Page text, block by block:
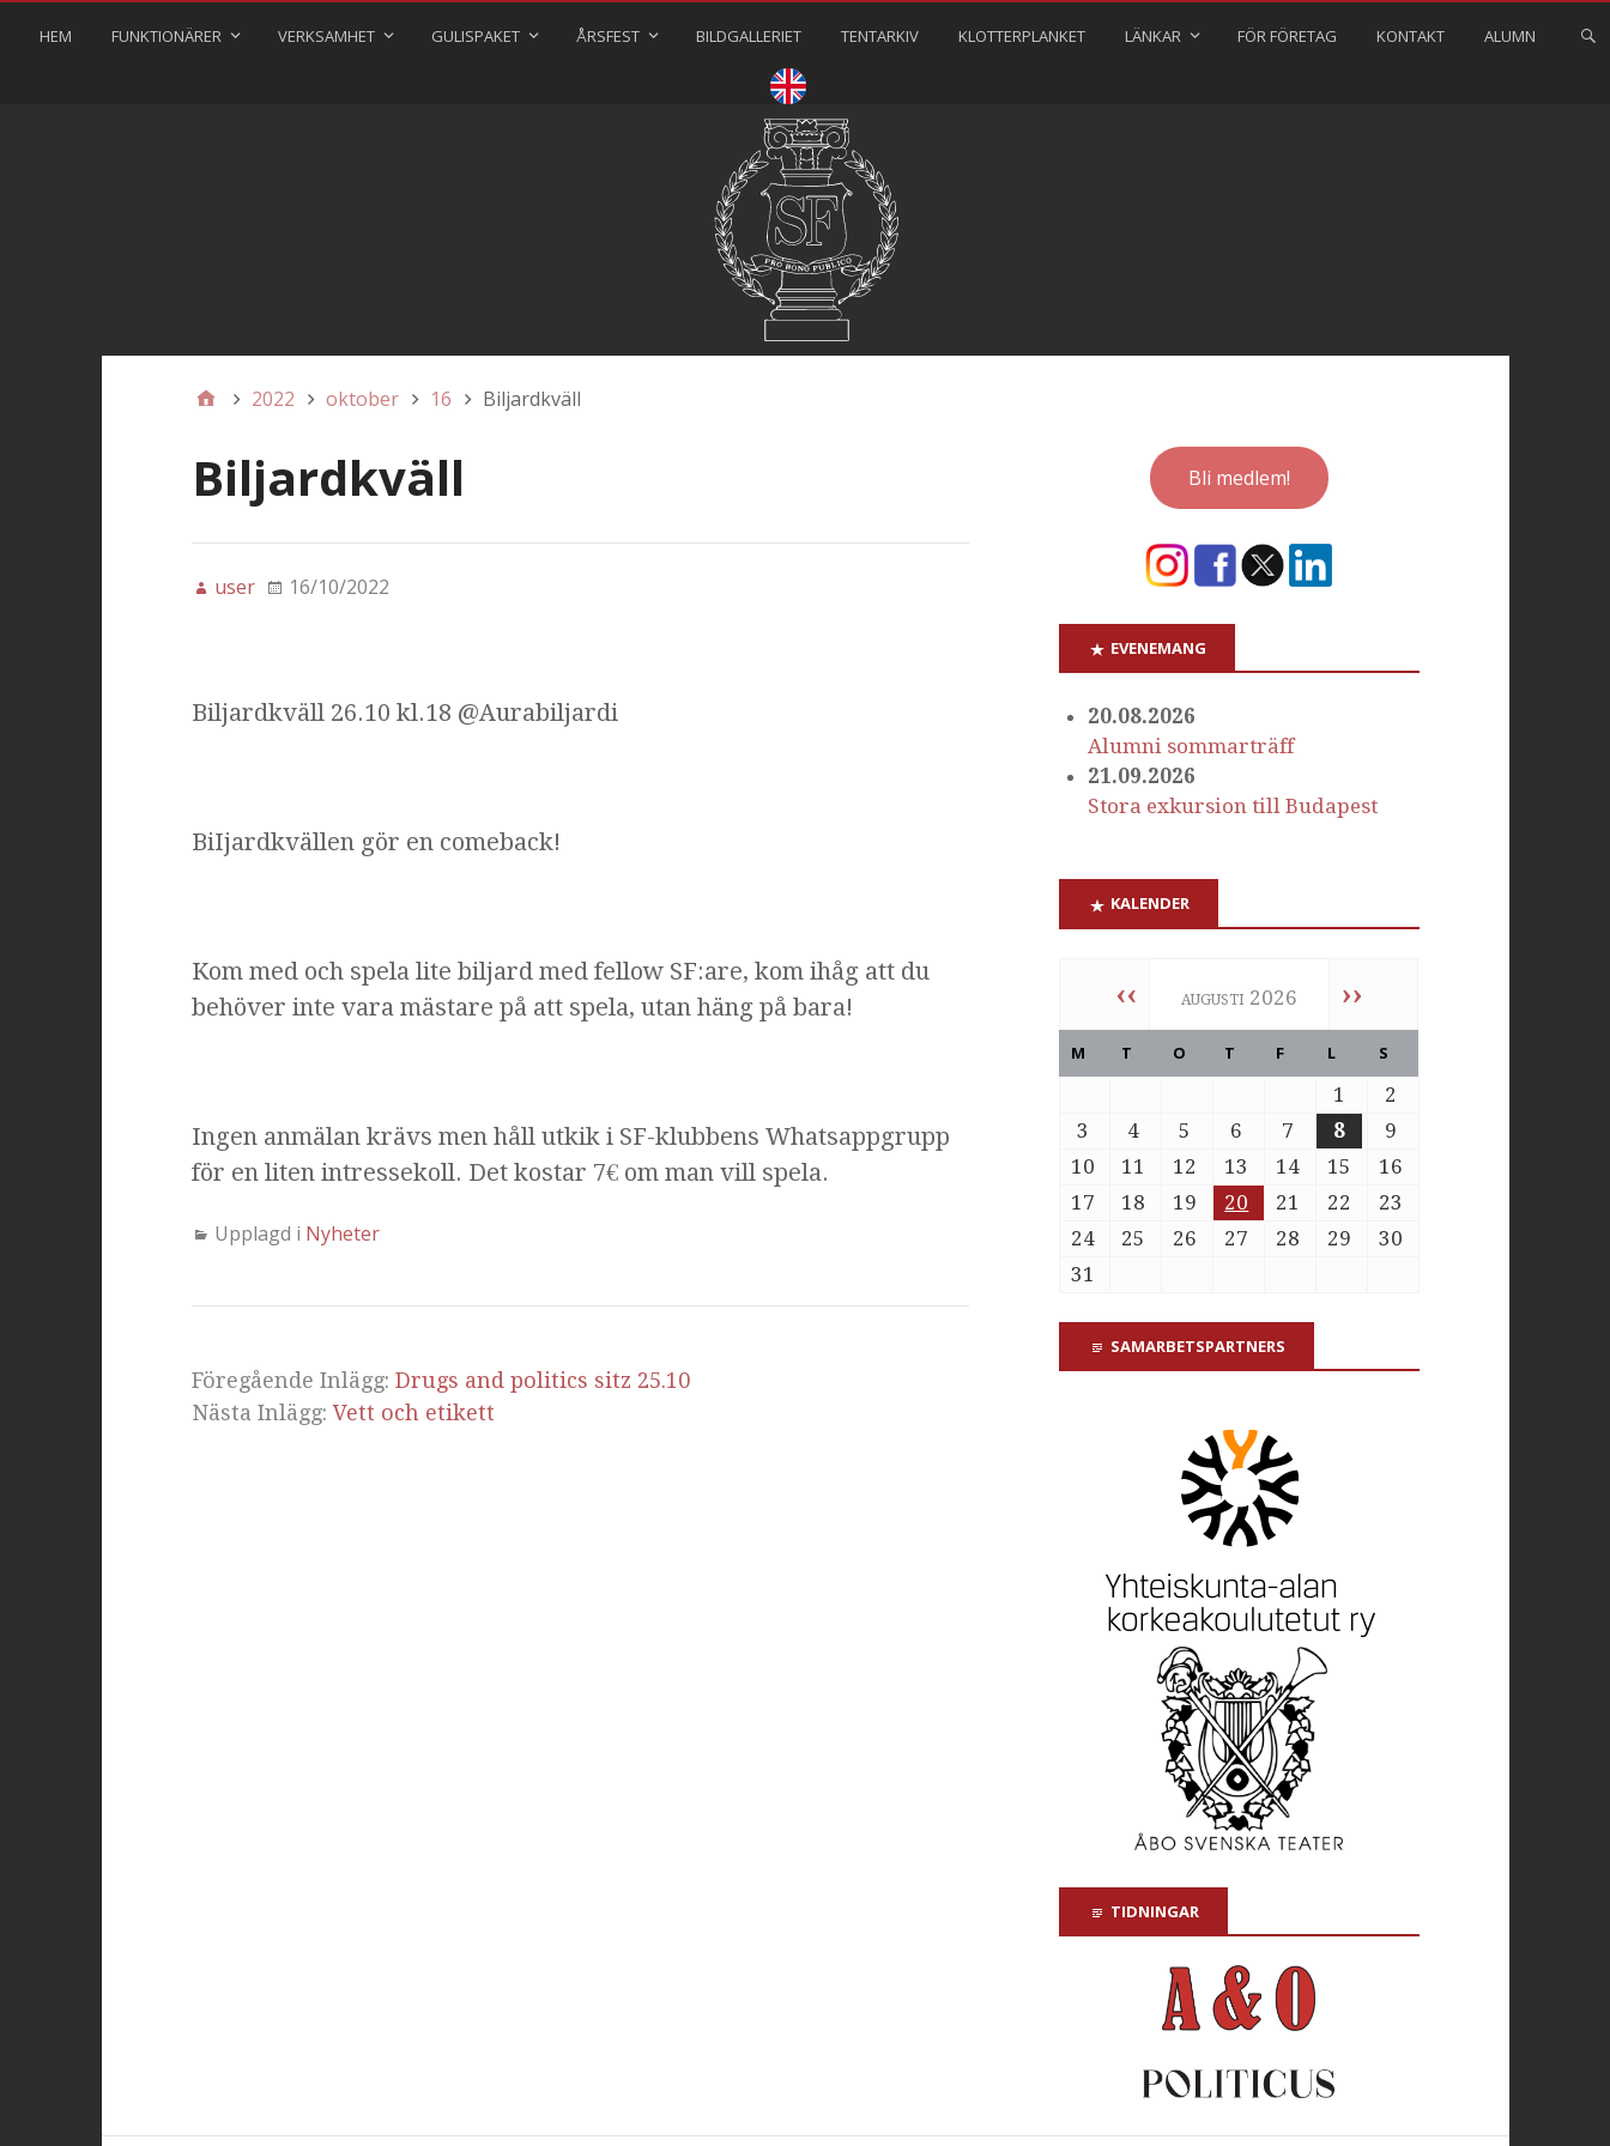
HEM FUNKTIONÄRER VERKSAMHET GULISPAKET ÅRSFEST BILDGALLERIET TENTARKIV KLOTTERPLANKET LÄNKAR FÖR FÖRETAG KONTAKT ALUMN
⠀⠀⠀
2022 oktober 16 Biljardkväll
Biljardkväll
user 16/10/2022
Biljardkväll 26.10 kl.18 @Aurabiljardi
BiIjardkvällen gör en comeback!
Kom med och spela lite biljard med fellow SF:are, kom ihåg att du
behöver inte vara mästare på att spela, utan häng på bara!
Ingen anmälan krävs men håll utkik i SF-klubbens Whatsappgrupp
för en liten intressekoll. Det kostar 7€ om man vill spela.
Upplagd i Nyheter
Föregående Inlägg: Drugs and politics sitz 25.10
Nästa Inlägg:Vett och etikett
Bli medlem!
EVENEMANG
20.08.2026
Alumni sommarträff
21.09.2026
Stora exkursion till Budapest
KALENDER
‹‹ augusti 2026 ››
M T O T F L S
1
2
3
4 5 6 7 8
9
10
11 12 13 14 15
16
17
18 19 20 21 22
23
24
25 26 27 28 29
30
31
SAMARBETSPARTNERS
TIDNINGAR